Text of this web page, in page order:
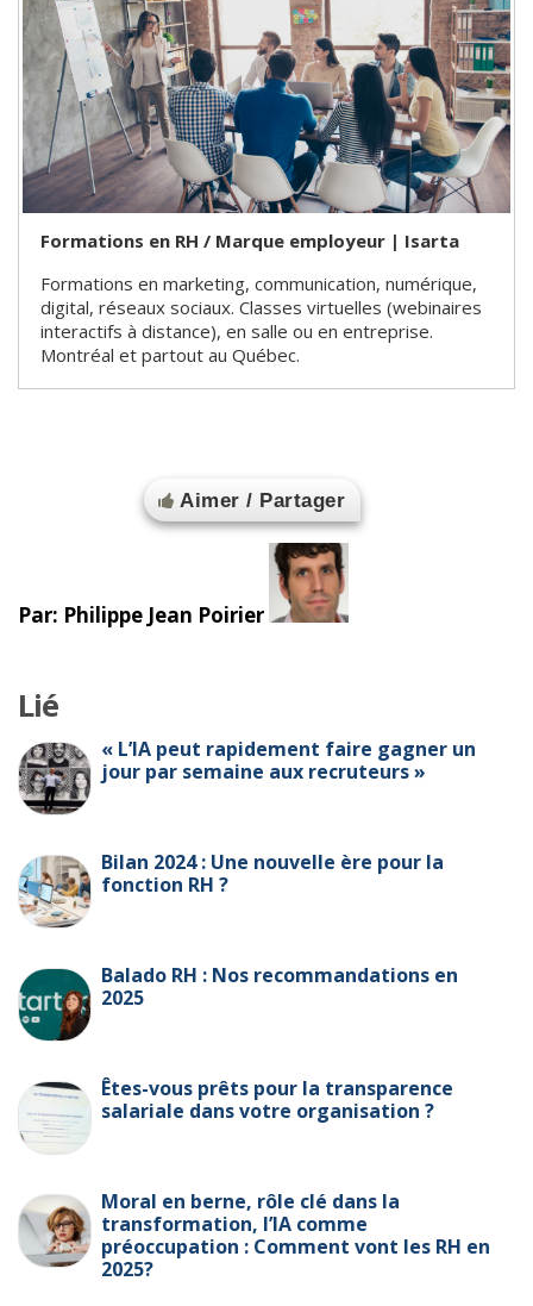
Formations en RH / Marque employeur | Isarta
Formations en marketing, communication, numérique,
digital, réseaux sociaux. Classes virtuelles (webinaires
interactifs à distance), en salle ou en entreprise.
Montréal et partout au Québec.
Aimer / Partager
Par: Philippe Jean Poirier
Lié
« L’IA peut rapidement faire gagner un
jour par semaine aux recruteurs »
Bilan 2024 : Une nouvelle ère pour la
fonction RH ?
Balado RH : Nos recommandations en
2025
Êtes-vous prêts pour la transparence
salariale dans votre organisation ?
Moral en berne, rôle clé dans la
transformation, l’IA comme
préoccupation : Comment vont les RH en
2025?